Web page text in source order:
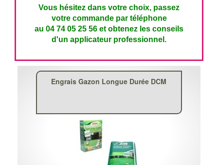
Vous hésitez dans votre choix, passez
votre commande par téléphone
au 04 74 05 25 56 et obtenez les conseils
d'un applicateur professionnel.
Engrais Gazon Longue Durée DCM